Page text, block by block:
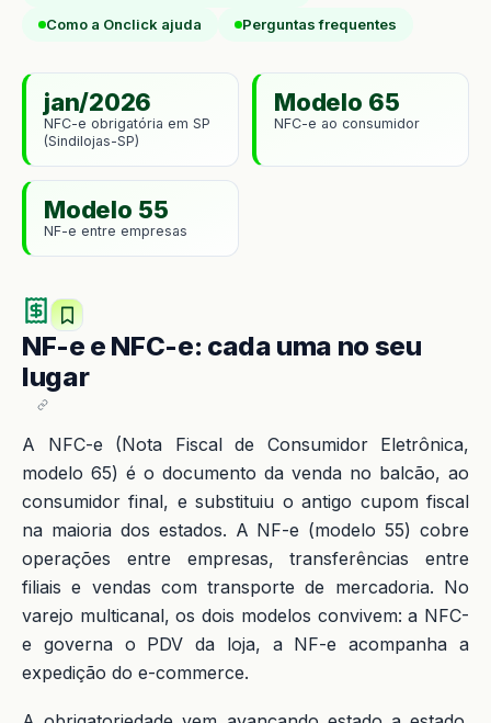
Como a Onclick ajuda
Perguntas frequentes
jan/2026
NFC-e obrigatória em SP
(Sindilojas-SP)
Modelo 65
NFC-e ao consumidor
Modelo 55
NF-e entre empresas
NF-e e NFC-e: cada uma no seu
lugar
A NFC-e (Nota Fiscal de Consumidor Eletrônica,
modelo 65) é o documento da venda no balcão, ao
consumidor final, e substituiu o antigo cupom fiscal
na maioria dos estados. A NF-e (modelo 55) cobre
operações entre empresas, transferências entre
filiais e vendas com transporte de mercadoria. No
varejo multicanal, os dois modelos convivem: a NFC-
e governa o PDV da loja, a NF-e acompanha a
expedição do e-commerce.